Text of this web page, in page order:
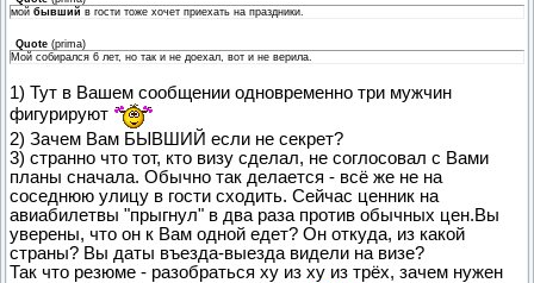
мой бывший в гости тоже хочет приехать на праздники.
Quote (prima)
Мой собирался 6 лет, но так и не доехал, вот и не верила.
1) Тут в Вашем сообщении одновременно три мужчин
фигурируют
2) Зачем Вам БЫВШИЙ если не секрет?
3) странно что тот, кто визу сделал, не соглосовал с Вами
планы сначала. Обычно так делается - всё же не на
соседнюю улицу в гости сходить. Сейчас ценник на
авиабилетвы "прыгнул" в два раза против обычных цен.Вы
уверены, что он к Вам одной едет? Он откуда, из какой
страны? Вы даты въезда-выезда видели на визе?
Так что резюме - разобраться ху из ху из трёх, зачем нужен